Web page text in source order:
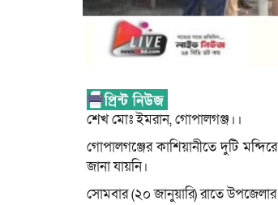
শেখ মোঃ ইমরান, গোপালগঞ্জ।।
গোপালগঞ্জের কাশিয়ানীতে দুটি
জানা যায়নি।
সোমবার (২০ জানুয়ারি) রাতে